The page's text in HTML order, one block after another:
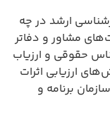
ارشد در چه
مشاور و دفاتر
حقوقی و ارزیاب
ارزیابی اثرات
برنامه و